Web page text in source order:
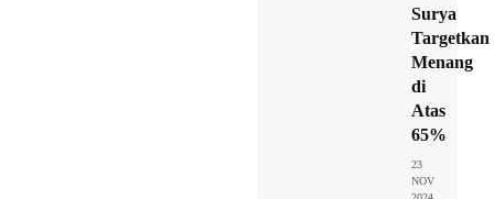
Surya
Targetkan
Menang
di
Atas
65%
23
NOV